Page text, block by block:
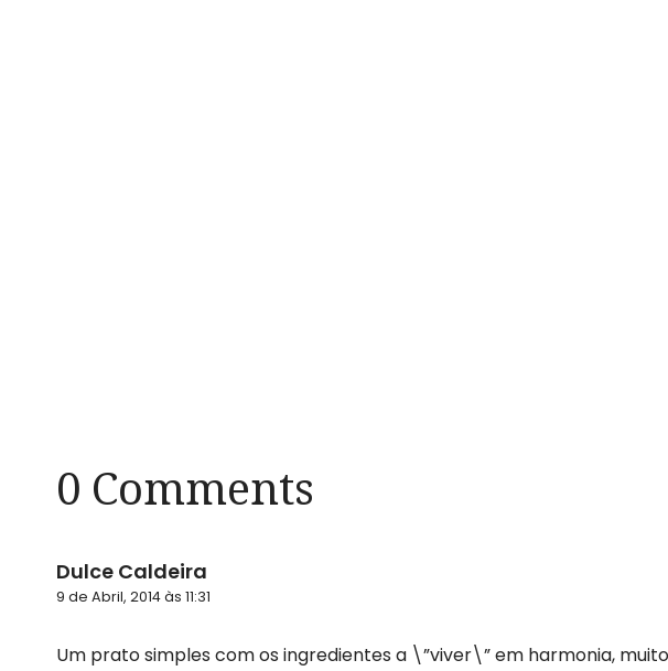
0 Comments
Dulce Caldeira
9 de Abril, 2014 às 11:31
Um prato simples com os ingredientes a \”viver\” em harmonia,